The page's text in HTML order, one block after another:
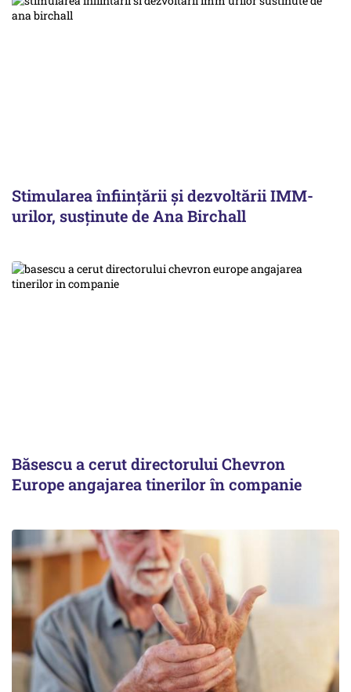
Stimularea înfiinţării şi dezvoltării IMM-
urilor, susținute de Ana Birchall
Băsescu a cerut directorului Chevron
Europe angajarea tinerilor în companie